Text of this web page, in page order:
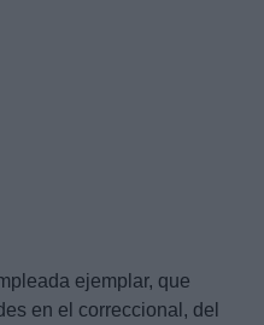
ejemplar, que
en el correccional, del